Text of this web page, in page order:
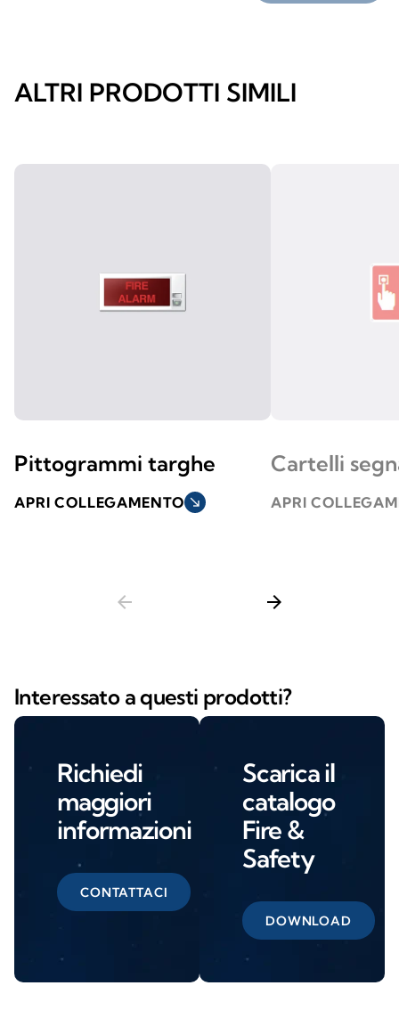
ALTRI PRODOTTI SIMILI
Pittogrammi targhe
APRI COLLEGAMENTO south_east
Cartelli
APRI
arrow_back arrow_forward
Interessato a questi prodotti?
Richiedi
maggiori
informazioni
CONTATTACI
Scarica il
catalogo
Fire &
Safety
DOWNLOAD